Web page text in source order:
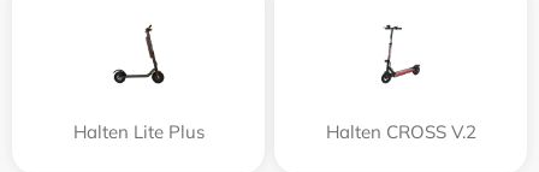
Halten Lite Plus Halten CROSS V.2